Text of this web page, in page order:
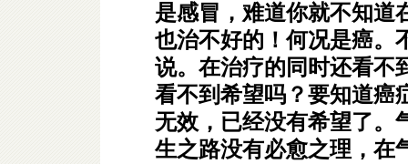
是感冒，难道你就不知道
也治不好的！何况是癌。
说。在治疗的同时还看不
看不到希望吗？要知道癌
无效，已经没有希望了。
生之路没有必愈之理，在